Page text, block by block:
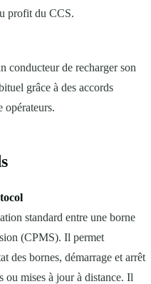
profit du CCS.
conducteur de recharger son
grâce à des accords
opérateurs.
standard entre une borne
(CPMS). Il permet
des bornes, démarrage et arrêt
ou mises à jour à distance. Il